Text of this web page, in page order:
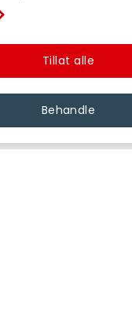
Tillat alle
Behandle